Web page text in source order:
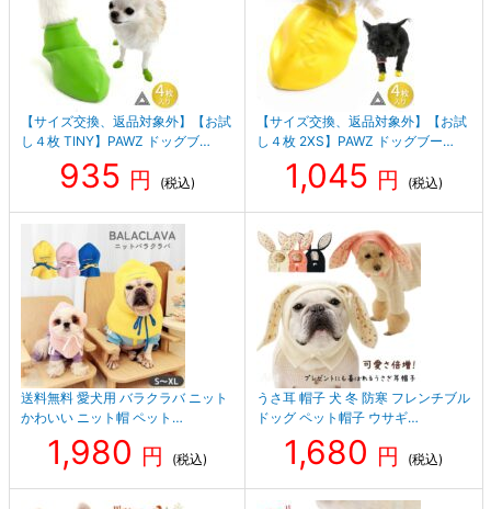
【サイズ交換、返品対象外】【お試
し４枚 TINY】PAWZ ドッグブ…
935 円 (税込)
【サイズ交換、返品対象外】【お試
し４枚 2XS】PAWZ ドッグブー…
1,045 円 (税込)
送料無料 愛犬用 バラクラバ ニット
かわいい ニット帽 ペット…
1,980 円 (税込)
うさ耳 帽子 犬 冬 防寒 フレンチブル
ドッグ ペット帽子 ウサギ…
1,680 円 (税込)